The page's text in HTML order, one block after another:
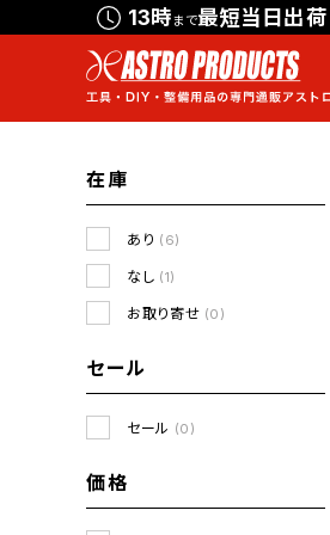
13時まで最短当日出荷
在庫
あり (6)
なし (1)
お取り寄せ (0)
セール
セール (0)
価格